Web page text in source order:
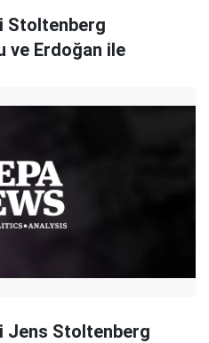
Stoltenberg
ve Erdoğan ile
Jens Stoltenberg